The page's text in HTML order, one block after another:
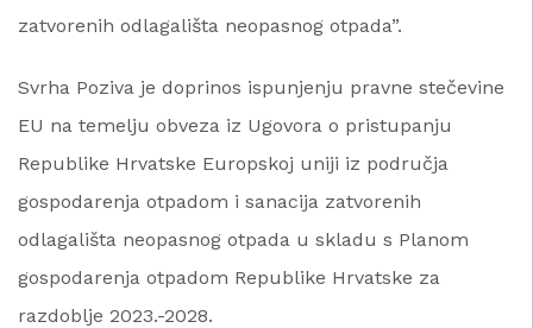
zatvorenih odlagališta neopasnog otpada”.
Svrha Poziva je doprinos ispunjenju pravne stečevine
EU na temelju obveza iz Ugovora o pristupanju
Republike Hrvatske Europskoj uniji iz područja
gospodarenja otpadom i sanacija zatvorenih
odlagališta neopasnog otpada u skladu s Planom
gospodarenja otpadom Republike Hrvatske za
razdoblje 2023.-2028.